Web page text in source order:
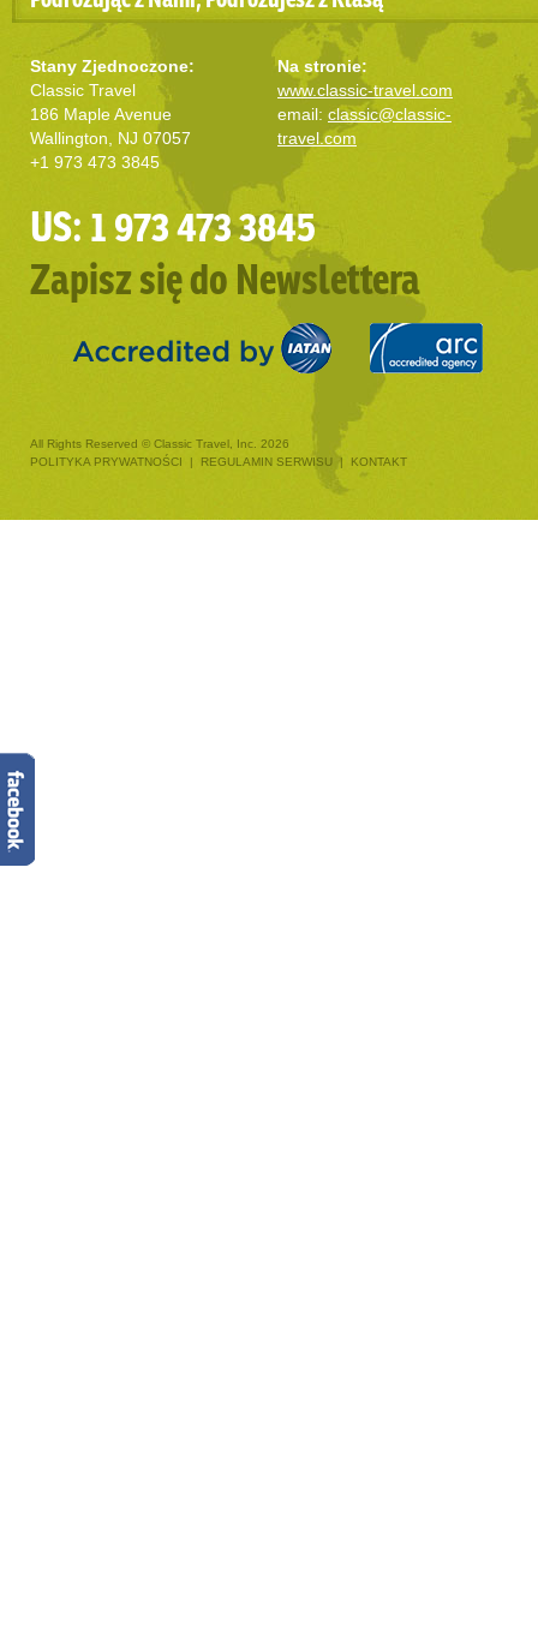
Stany Zjednoczone:
Classic Travel
186 Maple Avenue
Wallington, NJ 07057
+1 973 473 3845
Na stronie:
www.classic-travel.com
email: classic@classic-
travel.com
US: 1 973 473 3845
Zapisz się do Newslettera
All Rights Reserved © Classic Travel, Inc. 2026
POLITYKA PRYWATNOŚCI
| REGULAMIN SERWISU | KONTAKT